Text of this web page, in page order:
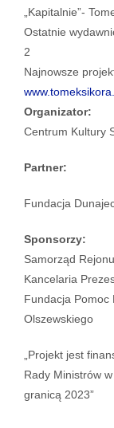
„Kapitalnie”-
Ostatnie
2
Najnowsze
Organizator:
Centrum Kultury
Partner:
Fundacja
Sponsorzy:
Samorząd
Kancelaria
Fundacja Pomoc
Olszewskiego
„Projekt jest
Rady Ministrów
granicą 2023”